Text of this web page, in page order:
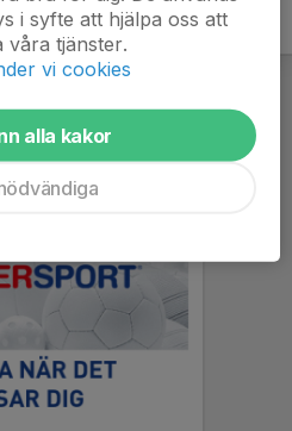
i syfte att hjälpa oss att
våra tjänster.
vi cookies
alla kakor